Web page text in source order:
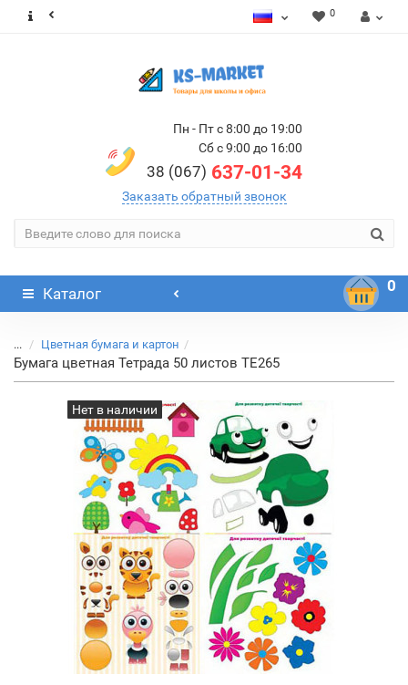
0
Пн - Пт с 8:00 до 19:00
Сб с 9:00 до 16:00
38 (067) 637-01-34
Заказать обратный звонок
Каталог 0
... Цветная бумага и картон
Бумага цветная Тетрада 50 листов ТЕ265
Нет в наличии